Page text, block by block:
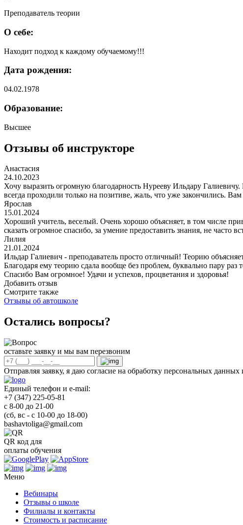
Преподаватель теории
О себе:
Находит подход к каждому обучаемому!!!
Дата рождения:
04.02.1978
Образование:
Высшее
Отзывы об инструкторе
Анастасия
24.10.2023
Хочу выразить огромную благодарность Нурееву Ильдару
всегда проходили только на позитиве, жаль, что уже закончились.
Ярослав
15.01.2024
Хороший учитель, веселый. Очень хорошо объясняет, в том числе
сказать огромное спасибо, за умение предоставить знания, не часто
Лилия
21.01.2024
Ильдар Галиевич - преподаватель просто отличный! Теорию
Благодаря ему теорию сдала вообще без проблем, буквально пару
Спасибо Вам огромное! Удачи и успехов, процветания и здоровья!
Добавить отзыв
Смотрите также
Отзывы об автошколе
Остались вопросы?
оставьте заявку и мы вам перезвоним
Отправляя заявку, я даю согласие на обработку персональных
Единый телефон и e-mail:
+7 (347) 225-05-81
с 8-00 до 21-00
(сб, вс - с 10-00 до 18-00)
bashavtoliga@gmail.com
QR код для
оплаты обучения
Меню
Вебинары
Отзывы о школе
Филиалы и контакты
Стоимость и расписание